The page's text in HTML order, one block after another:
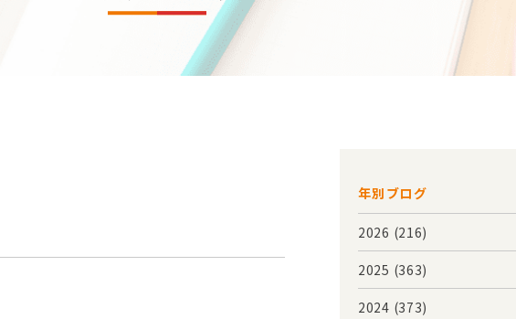
年別ブログ
2026 (216)
2025 (363)
2024 (373)